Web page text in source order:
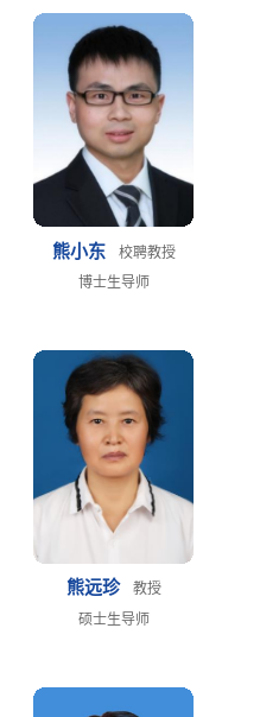
熊小东
校聘教授
博士生导师
熊远珍
教授
硕士生导师